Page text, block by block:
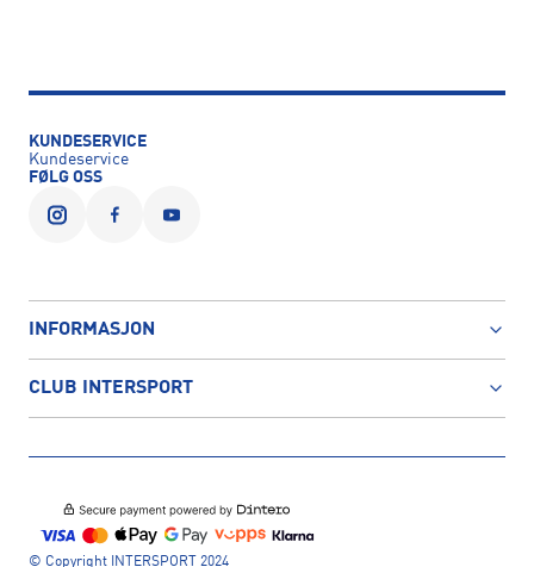
KUNDESERVICE
Kundeservice
FØLG OSS
INFORMASJON
CLUB INTERSPORT
© Copyright INTERSPORT 2024